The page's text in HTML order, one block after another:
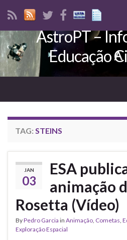
Search for:
AstroPT –
Educação
TAG: STEINS
JAN
03
ESA
animação
Rosetta (Vídeo)
ByPedro Garcia in Animação, Cometas,
Exploração Espacial